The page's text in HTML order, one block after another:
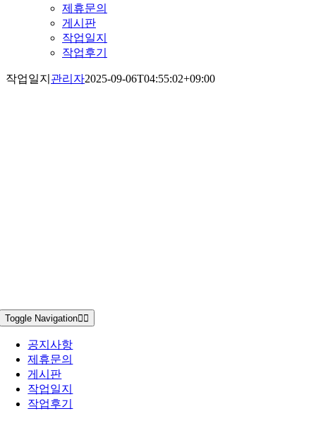
제휴문의
게시판
작업일지
작업후기
작업일지 관리자2025-09-06T04:55:02+09:00
Toggle Navigation
공지사항
제휴문의
게시판
작업일지
작업후기